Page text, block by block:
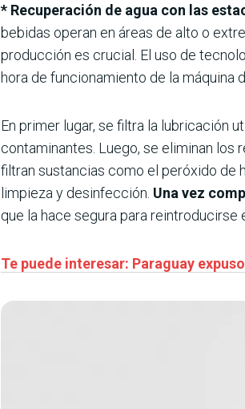
* Recuperación de agua con las
bebidas operan en áreas de alto o
producción es crucial. El uso de
hora de funcionamiento de la máquina
En primer lugar, se filtra la lubricación
contaminantes. Luego, se eliminan los
filtran sustancias como el peróxido de
limpieza y desinfección. Una vez
que la hace segura para reintroducirse
Te puede interesar: Paraguay